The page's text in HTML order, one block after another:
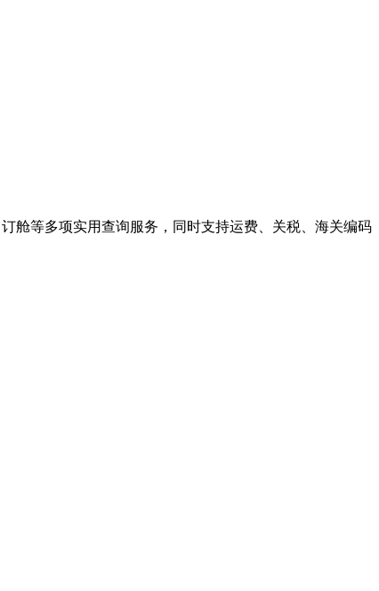
舱等多项实用查询服务，同时支持运费、关税、海关编码